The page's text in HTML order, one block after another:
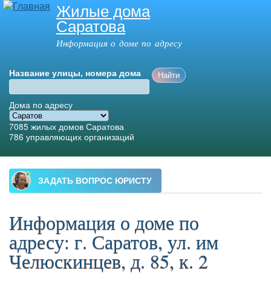
Перейти к
основному
содержанию
Жилые дома
Саратова
Информация о доме по адресу
Название улицы, номера дома
Дома по адресу
7085 жилых домов Саратова
786 управляющих организаций
Главное меню
Информация о доме по
адресу: г. Саратов, ул. им
Челюскинцев, д. 85, к. 2